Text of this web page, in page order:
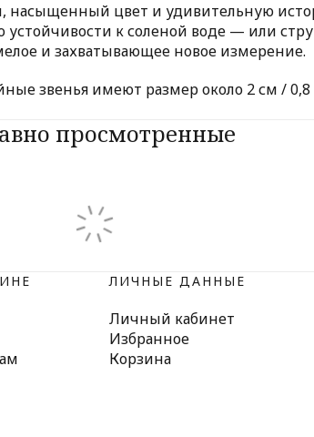
цвет и удивительную
устойчивости к соленой воде — или
и захватывающее новое измерение.
звенья имеют размер около 2 см /
просмотренные
ЛИЧНЫЕ ДАННЫЕ
Личный кабинет
Избранное
Корзина